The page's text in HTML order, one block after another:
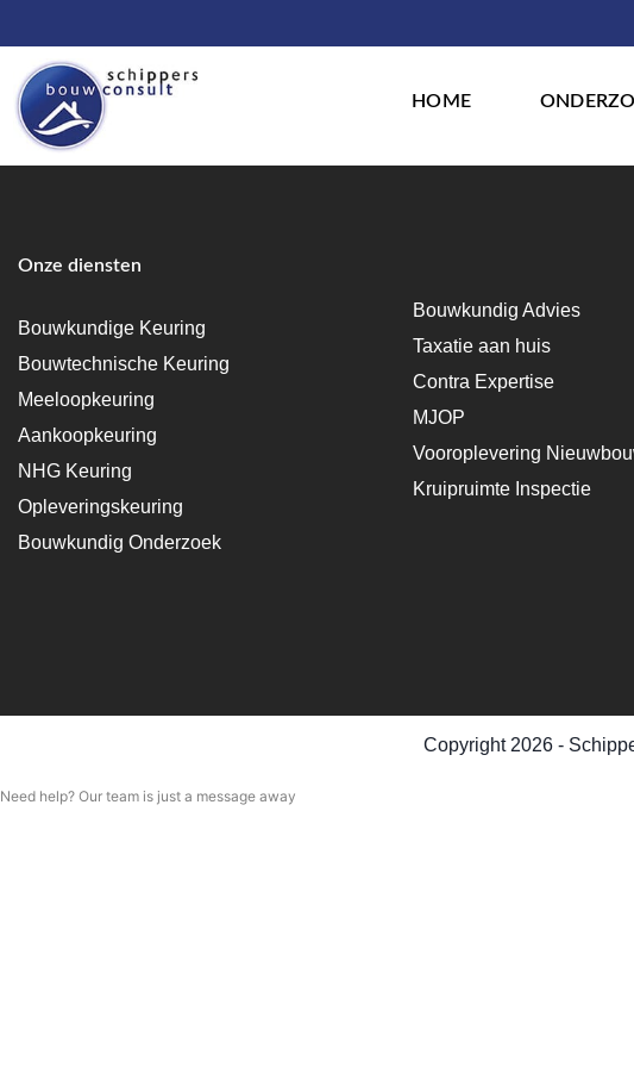
HOME
Onze diensten
Bouwkundige Keuring
Bouwtechnische Keuring
Meeloopkeuring
Aankoopkeuring
NHG Keuring
Opleveringskeuring
Bouwkundig Onderzoek
Bouwkundig Advies
Taxatie aan huis
Contra Expertise
MJOP
Vooroplevering
Kruipruimte Inspectie
Copyright 2026 -
Need help? Our team is just a message away